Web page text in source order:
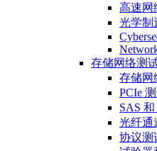
高速网
光学制
存储网络测
存储网
PCIe
SAS 和
光纤通
协议测